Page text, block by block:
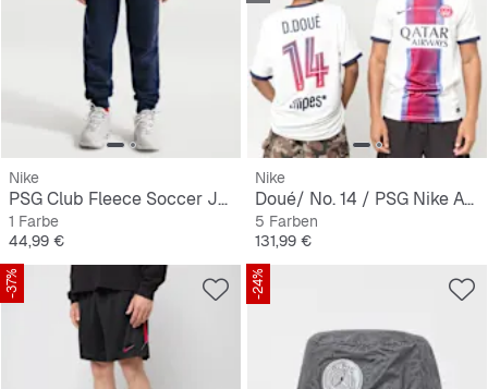
Nike
PSG Club Fleece Soccer Joggers
1 Farbe
Preis
44,99 €
Nike
Doué/ No. 14 / PSG Nike Away Stadium 2026/27
5 Farben
Preis
131,99 €
-37% -24%